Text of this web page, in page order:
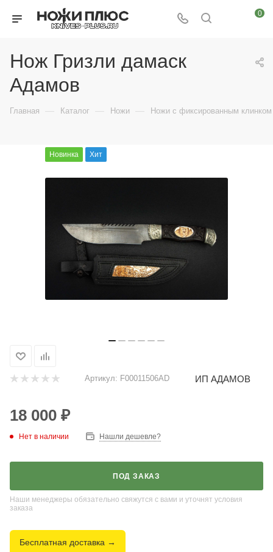
0
Нож Гризли дамаск
Адамов
Главная — Каталог — Ножи — Ножи с фиксированным клинком
Новинка Хит
Артикул: F00011506AD ИП АДАМОВ
18 000 ₽
Нет в наличии Нашли дешевле?
ПОД ЗАКАЗ
Наши менеджеры обязательно свяжутся с вами и уточнят условия
заказа
Бесплатная доставка →